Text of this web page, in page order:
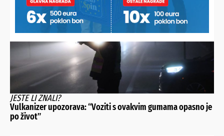
JESTE LI ZNALI?
Vulkanizer upozorava: “Voziti s ovakvim gumama opasno je
po život”